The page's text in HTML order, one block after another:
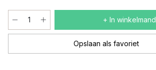
+ In winkelmand
Opslaan als favoriet